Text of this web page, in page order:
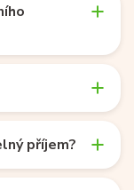
příjem?